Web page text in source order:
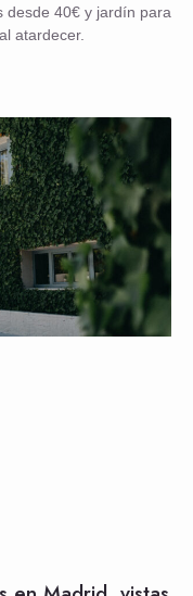
desde 40€ y jardín para
atardecer.